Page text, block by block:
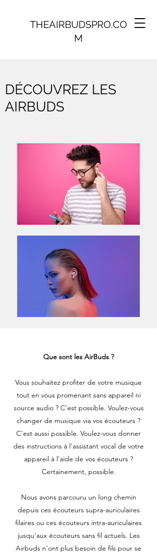
THEAIRBUDSPRO.CO
M
DÉCOUVREZ LES
AIRBUDS
Que sont les AirBuds ?
Vous souhaitez profiter de votre musique
tout en vous promenant sans appareil ni
source audio ? C'est possible. Voulez-vous
changer de musique via vos écouteurs ?
C'est aussi possible. Voulez-vous donner
des instructions à l'assistant vocal de votre
appareil à l'aide de vos écouteurs ?
Certainement, possible.
Nous avons parcouru un long chemin
depuis ces écouteurs supra-auriculaires
filaires ou ces écouteurs intra-auriculaires
jusqu'aux écouteurs sans fil actuels. Les
Airbuds n'ont plus besoin de fils pour se